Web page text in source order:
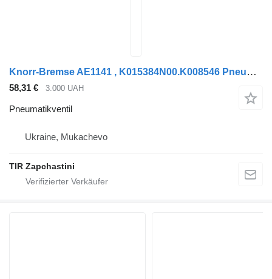
Knorr-Bremse AE1141 , K015384N00.K008546 Pneumatikventil für Auflieger
58,31 € 3.000 UAH
Pneumatikventil
Ukraine, Mukachevo
TIR Zapchastini